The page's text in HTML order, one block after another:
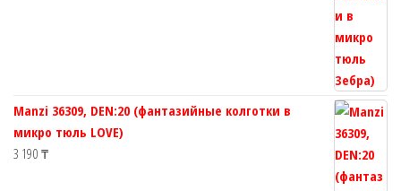
Manzi 36309, DEN:20 (фантазийные колготки в
микро тюль LOVE)
3 190 ₸